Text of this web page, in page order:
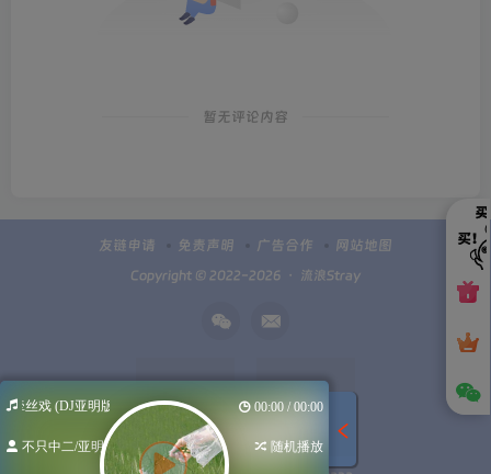
暂无评论内容
友链申请 免责声明 广告合作 网站地图
Copyright © 2022-2026 ・ 流浪Stray
牵丝戏 (DJ亚明版) 00:00 / 00:00
不只中二/亚明 随机播放